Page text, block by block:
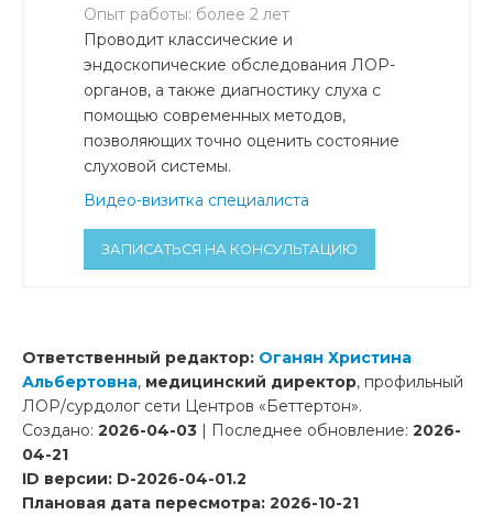
Опыт работы: более 2 лет
Проводит классические и
эндоскопические обследования ЛОР-
органов, а также диагностику слуха с
помощью современных методов,
позволяющих точно оценить состояние
слуховой системы.
Видео-визитка специалиста
ЗАПИСАТЬСЯ НА КОНСУЛЬТАЦИЮ
Ответственный редактор: Оганян Христина
Альбертовна, медицинский директор, профильный
ЛОР/сурдолог сети Центров «Беттертон».
Создано: 2026-04-03 | Последнее обновление: 2026-
04-21
ID версии: D-2026-04-01.2
Плановая дата пересмотра: 2026-10-21